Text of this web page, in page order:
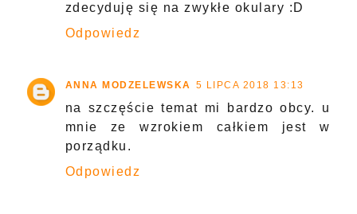
zdecyduję się na zwykłe okulary :D
Odpowiedz
ANNA MODZELEWSKA 5 LIPCA 2018 13:13
na szczęście temat mi bardzo obcy. u
mnie ze wzrokiem całkiem jest w
porządku.
Odpowiedz